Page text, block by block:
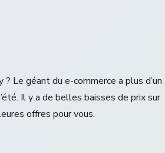
Le géant du e-commerce a plus d’un
Il y a de belles baisses de prix sur
offres pour vous.